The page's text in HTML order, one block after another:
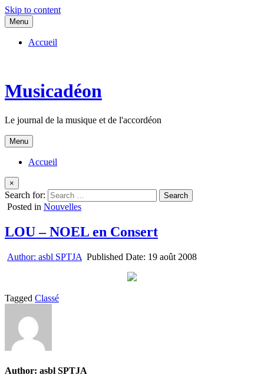
Skip to content
Menu
Accueil
Musicadéon
Le journal de la musique et de l'accordéon
Menu
Accueil
×
Search for:
Posted in Nouvelles
LOU – NOEL en Consert
Author: asbl SPTJA Published Date: 19 août 2008
Tagged Classé
Author: asbl SPTJA